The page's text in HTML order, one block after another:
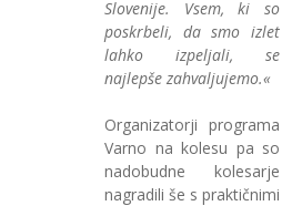
Slovenije. Vsem, ki so
poskrbeli, da smo izlet
lahko izpeljali, se
najlepše zahvaljujemo.«
Organizatorji programa
Varno na kolesu pa so
nadobudne kolesarje
nagradili še s praktičnimi